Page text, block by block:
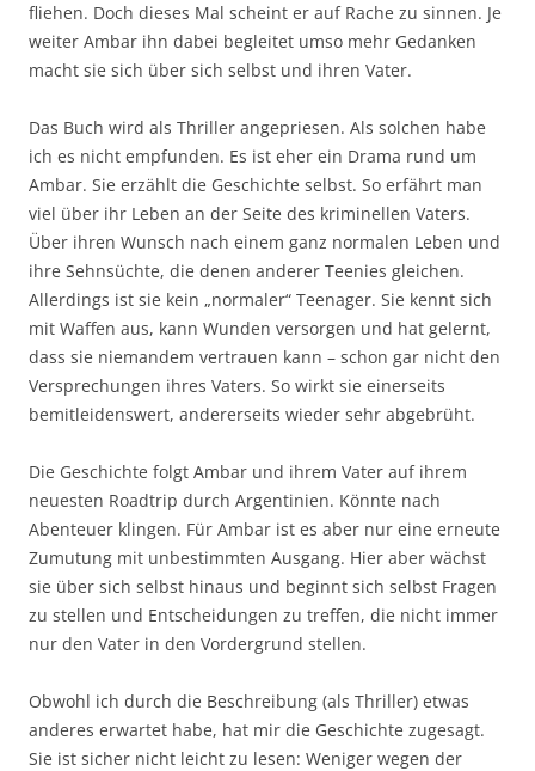
fliehen. Doch dieses Mal scheint er auf Rache zu sinnen. Je
weiter Ambar ihn dabei begleitet umso mehr Gedanken
macht sie sich über sich selbst und ihren Vater.
Das Buch wird als Thriller angepriesen. Als solchen habe
ich es nicht empfunden. Es ist eher ein Drama rund um
Ambar. Sie erzählt die Geschichte selbst. So erfährt man
viel über ihr Leben an der Seite des kriminellen Vaters.
Über ihren Wunsch nach einem ganz normalen Leben und
ihre Sehnsüchte, die denen anderer Teenies gleichen.
Allerdings ist sie kein „normaler“ Teenager. Sie kennt sich
mit Waffen aus, kann Wunden versorgen und hat gelernt,
dass sie niemandem vertrauen kann – schon gar nicht den
Versprechungen ihres Vaters. So wirkt sie einerseits
bemitleidenswert, andererseits wieder sehr abgebrüht.
Die Geschichte folgt Ambar und ihrem Vater auf ihrem
neuesten Roadtrip durch Argentinien. Könnte nach
Abenteuer klingen. Für Ambar ist es aber nur eine erneute
Zumutung mit unbestimmten Ausgang. Hier aber wächst
sie über sich selbst hinaus und beginnt sich selbst Fragen
zu stellen und Entscheidungen zu treffen, die nicht immer
nur den Vater in den Vordergrund stellen.
Obwohl ich durch die Beschreibung (als Thriller) etwas
anderes erwartet habe, hat mir die Geschichte zugesagt.
Sie ist sicher nicht leicht zu lesen: Weniger wegen der